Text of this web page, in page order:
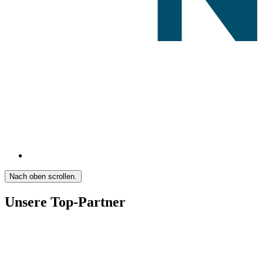
Nach oben scrollen.
Unsere Top-Partner